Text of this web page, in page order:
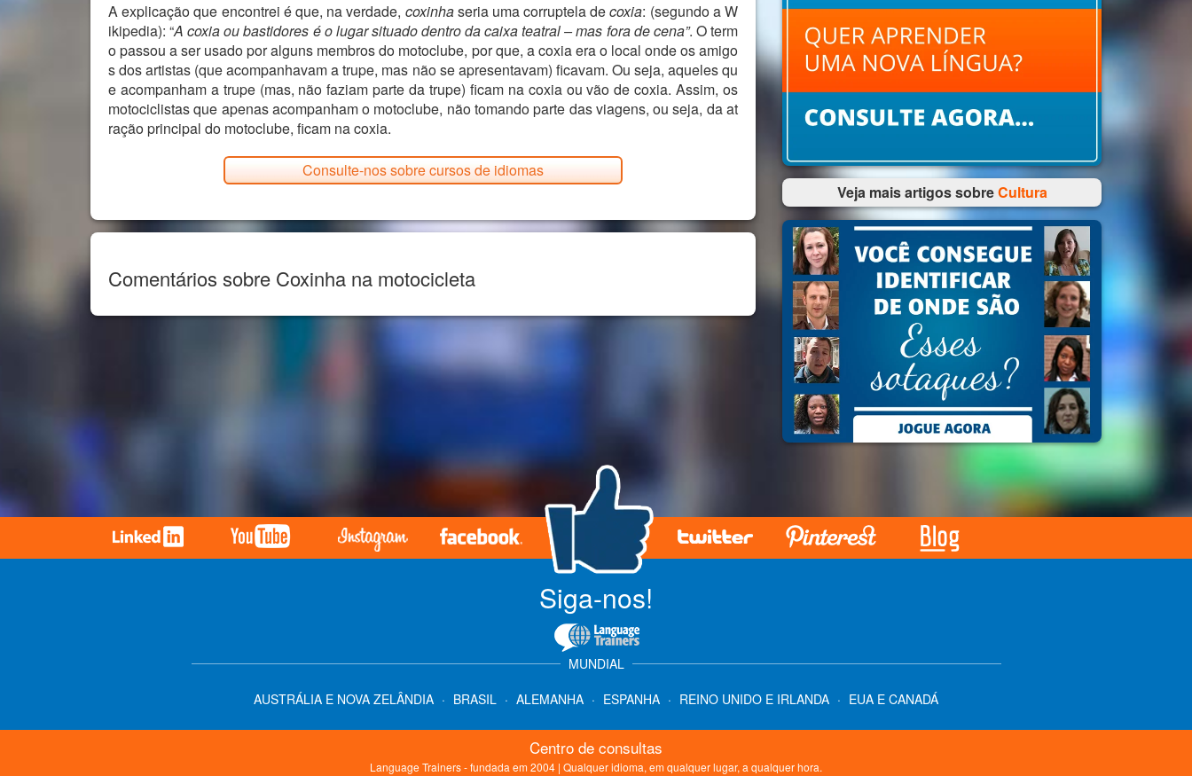
A explicação que encontrei é que, na verdade, coxinhaseria uma corruptela decoxia: (segundo a W
ikipedia): “A coxia ou bastidores é o lugar situado dentro da caixa teatral – mas fora de cena”. O term
o passou a ser usado por alguns membros do motoclube, por que, a coxia era o local onde os amigo
s dos artistas (que acompanhavam a trupe, mas não se apresentavam) ficavam. Ou seja, aqueles qu
e acompanham a trupe (mas, não faziam parte da trupe) ficam na coxia ou vão de coxia. Assim, os
motociclistas que apenas acompanham o motoclube, não tomando parte das viagens, ou seja, da at
ração principal do motoclube, ficam na coxia.
Consulte-nos sobre cursos de idiomas
Comentários sobre Coxinha na motocicleta
Veja mais artigos sobreCultura
Siga-nos!
MUNDIAL
AUSTRÁLIA E NOVA ZELÂNDIA · BRASIL · ALEMANHA · ESPANHA · REINO UNIDO E IRLANDA · EUA E CANADÁ
Centro de consultas
Language Trainers - fundada em 2004 | Qualquer idioma, em qualquer lugar, a qualquer hora.